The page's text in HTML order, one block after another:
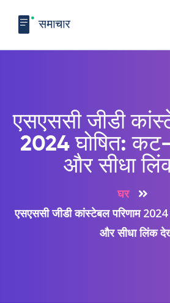
एसएससी जीडी
2024 घोषित:
और सीधा
घर
एसएससी जीडी कांस्टेबल परिणाम
और सीधा लिंक